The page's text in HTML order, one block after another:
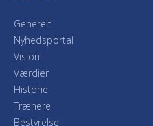
Generelt
Nyhedsportal
Vision
Værdier
Historie
Trænere
Bestyrelse